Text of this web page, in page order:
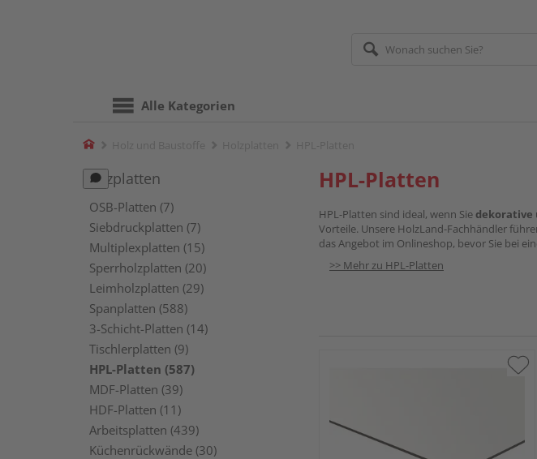
Alle Kategorien
Home
Holzplatten
OSB-Platten (7)
Siebdruckplatten (7)
Multiplexplatten (15)
Sperrholzplatten (20)
Leimholzplatten (29)
Spanplatten (588)
3-Schicht-Platten (14)
Tischlerplatten (9)
HPL-Platten (587)
MDF-Platten (39)
HDF-Platten (11)
Arbeitsplatten (439)
Küchenrückwände (30)
HPL-Platten
HPL-Platten sind ideal, wenn Sie dekorative
Vorteile. Unsere HolzLand-Fachhändler
das Angebot im Onlineshop, bevor Sie bei
>> Mehr zu HPL-Platten